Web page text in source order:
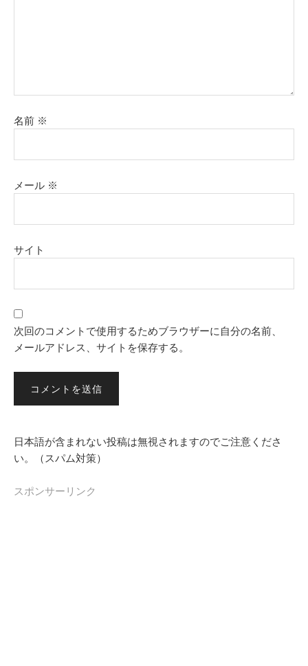
名前 ※
メール ※
サイト
次回のコメントで使用するためブラウザーに自分の名前、
メールアドレス、サイトを保存する。
日本語が含まれない投稿は無視されますのでご注意くださ
い。（スパム対策）
スポンサーリンク